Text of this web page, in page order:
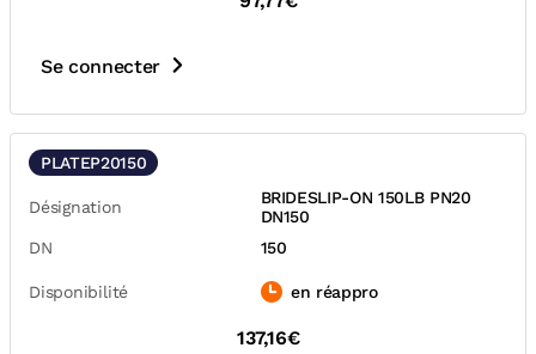
Se connecter
PLATEP20150
Désignation
BRIDESLIP-ON 150LB PN20
DN150
DN
150
Disponibilité en réappro
137,16€